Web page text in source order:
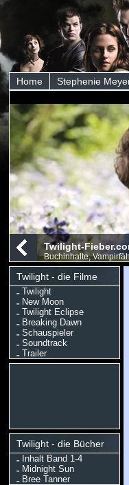
Home Stephenie
Twilight-
Buchinhalte,
Twilight - die Filme
Twilight
New Moon
Twilight Eclipse
Breaking Dawn
Schauspieler
Soundtrack
Trailer
Twilight - die Bücher
Inhalt Band 1-4
Midnight Sun
Bree Tanner